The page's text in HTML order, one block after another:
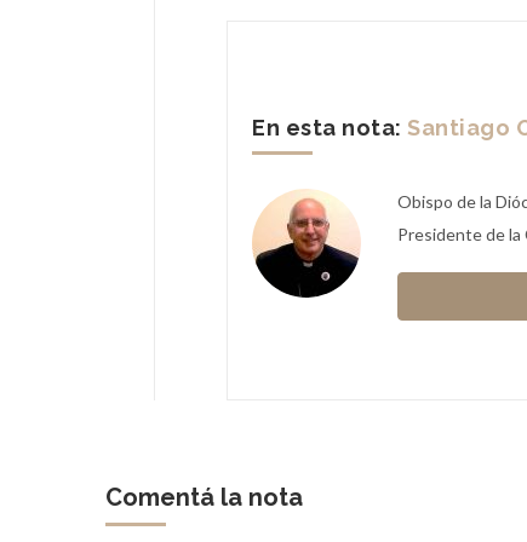
En esta nota: Santiago
Obispo de la
Presidente de la
Comentá la nota